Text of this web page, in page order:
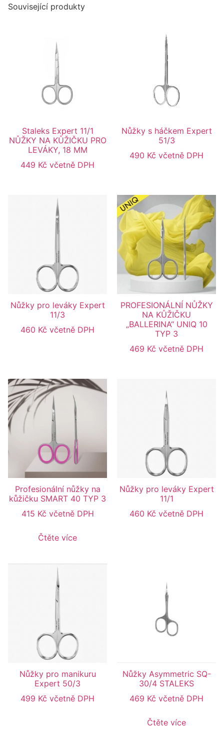
Související produkty
Staleks Expert 11/1
NŮŽKY NA KŮŽIČKU PRO
LEVÁKY, 18 MM
449 Kč včetně DPH
Nůžky s háčkem Expert
51/3
490 Kč včetně DPH
Nůžky pro leváky Expert
11/3
460 Kč včetně DPH
PROFESIONÁLNÍ NŮŽKY
NA KŮŽIČKU
„BALLERINA“ UNIQ 10
TYP 3
469 Kč včetně DPH
Profesionální nůžky na
kůžičku SMART 40 TYP 3
415 Kč včetně DPH
Čtěte více
Nůžky pro leváky Expert
11/1
460 Kč včetně DPH
Nůžky pro manikuru
Expert 50/3
499 Kč včetně DPH
Nůžky Asymmetric SQ-
30/4 STALEKS
469 Kč včetně DPH
Čtěte více